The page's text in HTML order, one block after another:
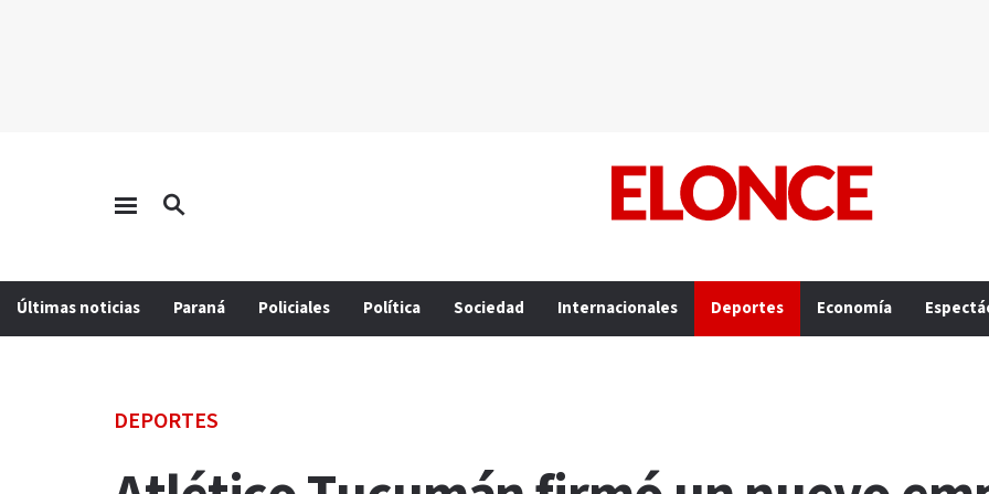
Últimas noticias Paraná Policiales Política Sociedad Internacionales Deportes Economía
DEPORTES